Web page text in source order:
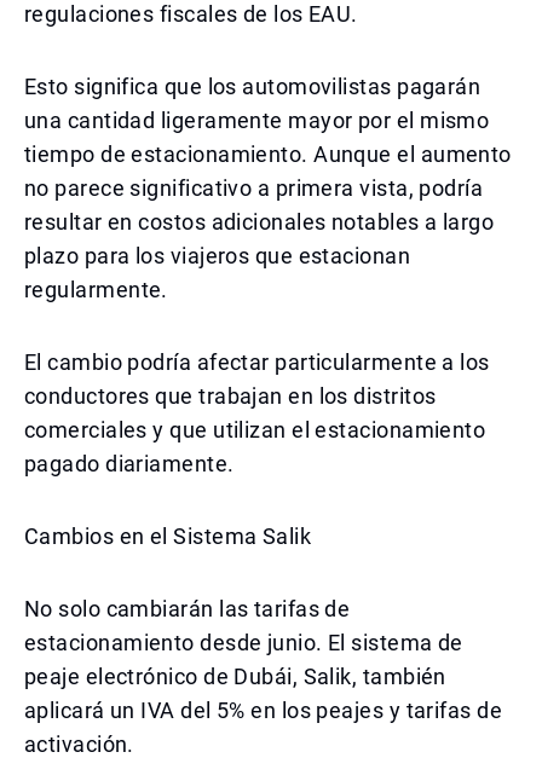
regulaciones fiscales de los EAU.
Esto significa que los automovilistas pagarán
una cantidad ligeramente mayor por el mismo
tiempo de estacionamiento. Aunque el aumento
no parece significativo a primera vista, podría
resultar en costos adicionales notables a largo
plazo para los viajeros que estacionan
regularmente.
El cambio podría afectar particularmente a los
conductores que trabajan en los distritos
comerciales y que utilizan el estacionamiento
pagado diariamente.
Cambios en el Sistema Salik
No solo cambiarán las tarifas de
estacionamiento desde junio. El sistema de
peaje electrónico de Dubái, Salik, también
aplicará un IVA del 5% en los peajes y tarifas de
activación.